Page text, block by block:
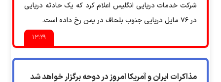
۱۳:۲۹
شرکت خدمات دریایی انگلیس اعلام کرد که یک حادثه دریایی
در ۷۶ مایل دریایی جنوب بلحاف در یمن رخ داده است.
مذاکرات ایران و آمریکا امروز در دوحه برگزار خواهد شد